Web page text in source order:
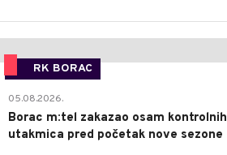
RK BORAC
05.08.2026.
Borac m:tel zakazao osam kontrolnih
utakmica pred početak nove sezone